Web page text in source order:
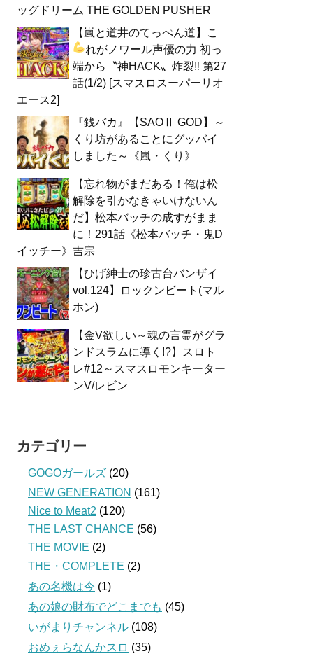
ッグドリーム THE GOLDEN PUSHER
【嵐と道井のてっぺん道】こ
れがノワール声優の力 初っ
端から〝神HACK〟炸裂‼ 第27
話(1/2) [スマスロスーパーリオ
エース2]
『銭バカ』【SAOⅡ GOD】～
くり坊があることにグッバイ
しました～《嵐・くり》
【忘れ物がまだある！俺は松
解除を引かなきゃいけないん
だ】松本バッチの成すがまま
に！291話《松本バッチ・鬼D
イッチー》吉宗
【ひげ紳士の珍古台バンザイ
vol.124】ロックンビート(マル
ホン)
【金V欲しい～魂の言霊がグラ
ンドスラムに導く!?】スロト
レ#12～スマスロモンキーター
ンV/レビン
カテゴリー
GOGOガールズ (20)
NEW GENERATION (161)
Nice to Meat2 (120)
THE LAST CHANCE (56)
THE MOVIE (2)
THE・COMPLETE (2)
あの名機は今 (1)
あの娘の財布でどこまでも (45)
いがまりチャンネル (108)
おめぇらなんかスロ (35)